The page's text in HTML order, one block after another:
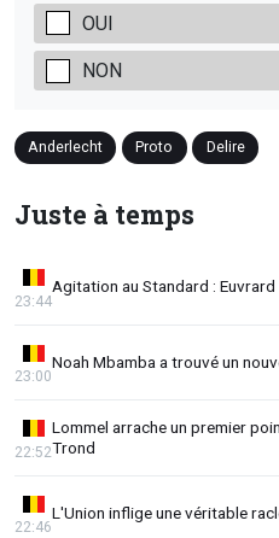
OUI
NON
Anderlecht Proto Delire
Juste à temps
Agitation au Standard :
23:44
Noah Mbamba a trouvé un
23:00
Lommel arrache un premier
Trond
22:52
L'Union inflige une véritable
22:46